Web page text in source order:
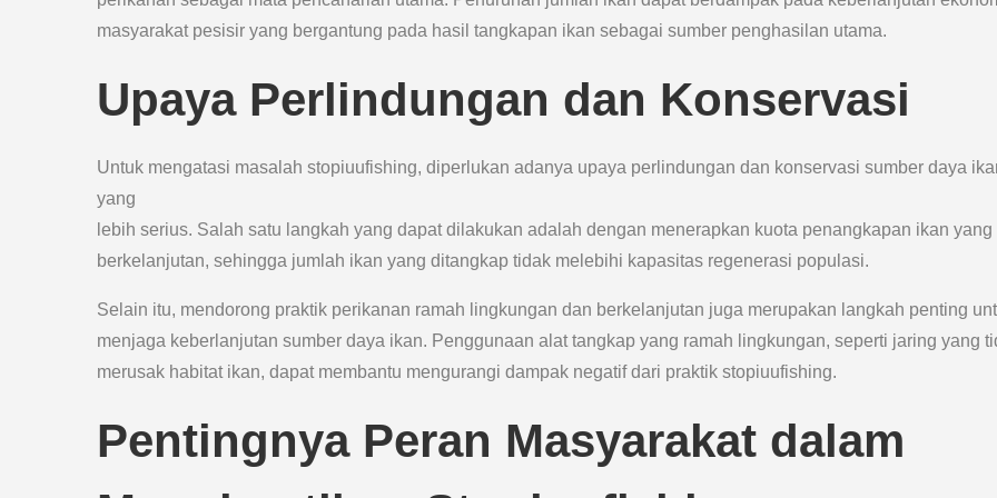
masyarakat pesisir yang bergantung pada hasil tangkapan ikan sebagai sumber penghasilan utama.
Upaya Perlindungan dan Konservasi
Untuk mengatasi masalah stopiuufishing, diperlukan adanya upaya perlindungan dan konservasi sumber daya
yang
lebih serius. Salah satu langkah yang dapat dilakukan adalah dengan menerapkan kuota penangkapan ikan yang
berkelanjutan, sehingga jumlah ikan yang ditangkap tidak melebihi kapasitas regenerasi populasi.
Selain itu, mendorong praktik perikanan ramah lingkungan dan berkelanjutan juga merupakan langkah penting
menjaga keberlanjutan sumber daya ikan. Penggunaan alat tangkap yang ramah lingkungan, seperti jaring yang
merusak habitat ikan, dapat membantu mengurangi dampak negatif dari praktik stopiuufishing.
Pentingnya Peran Masyarakat dalam